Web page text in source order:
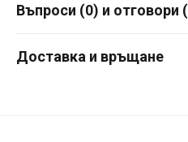
Въпроси (0) и отговори
Доставка и връщане